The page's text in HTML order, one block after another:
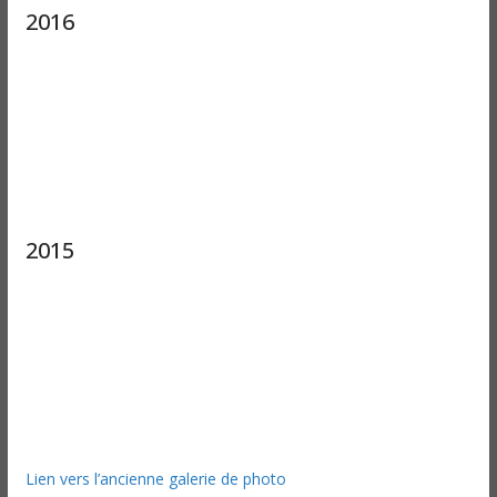
2016
2015
Lien vers l’ancienne galerie de photo